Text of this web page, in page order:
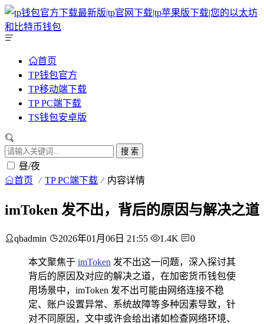
首页
TP钱包官方
TP移动端下载
TP PC端下载
TS钱包安卓版
搜 索
昼/夜
首页 TP PC端下载 内容详情
imToken 发不出，背后的原因与解决之道
qbadmin 2026年01月06日 21:55 1.4K 0
本文聚焦于 imToken 发不出这一问题，深入探讨其
背后的原因及对应的解决之道，在加密货币钱包使
用场景中，imToken 发不出可能由网络连接不稳
定、账户设置异常、系统故障等多种因素导致，针
对不同原因，文中或许会给出诸如检查网络环境、